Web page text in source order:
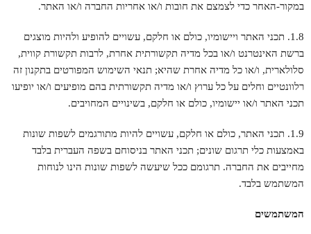
במקור-האחר כדי לצמצם את חובות ו/או אחריות החברה ו/או האתר.
1.8. תכני האתר ויישומיו, כולם או חלקם, עשויים להופיע ולהיות מוצגים
ברשת האינטרנט ו/או בכל מדיה תקשורתית אחרת, לרבות תקשורת קווית,
סלולארית, ו/או כל מדיה אחרת שהיא; תנאי השימוש המפורטים בתקנון זה
רלוונטיים וחלים על כל ערוץ ו/או מדיה תקשורתית בהם מופיעים ו/או יופיעו
תכני האתר ו/או יישומיו, כולם או חלקם, בשינויים המחויבים.
1.9. תכני האתר, כולם או חלקם, עשויים להיות מתורגמים לשפות שונות
באמצעות כלי תרגום שונים; תכני האתר בניסוחם בשפה העברית בלבד
מחייבים את החברה. תרגומם ככל שיעשה לשפות שונות הינו לנוחות
המשתמש בלבד.
המשתמשים